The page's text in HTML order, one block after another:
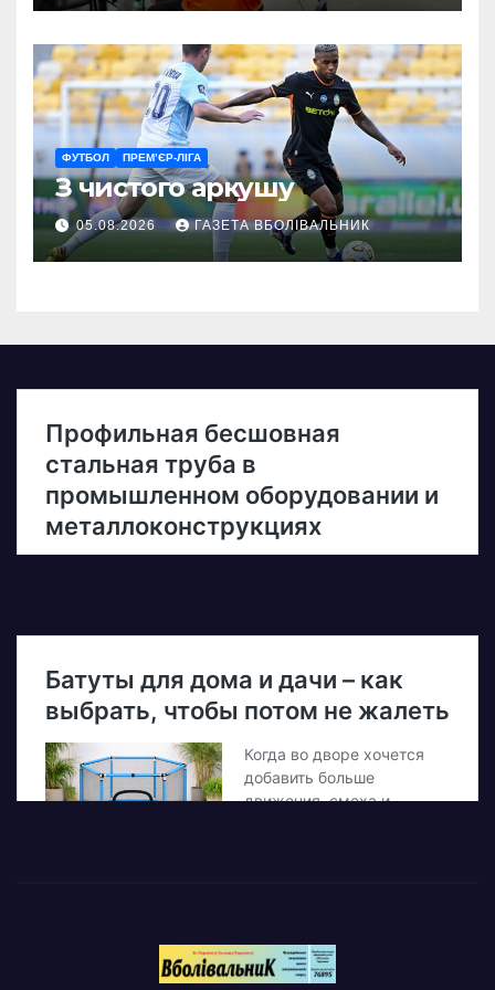
ветеранам
ФУТБОЛ ПРЕМ’ЄР-ЛІГА
З чистого аркушу
05.08.2026 ГАЗЕТА ВБОЛІВАЛЬНИК